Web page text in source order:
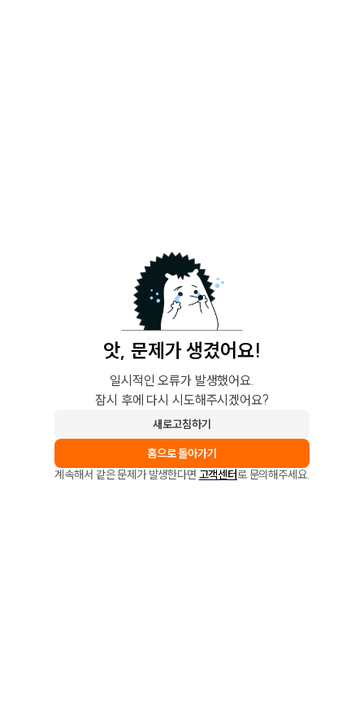
앗, 문제가 생겼어요!
일시적인 오류가 발생했어요.
잠시 후에 다시 시도해주시겠어요?
새로고침하기
홈으로 돌아가기
계속해서 같은 문제가 발생한다면 고객센터로 문의해주세요.